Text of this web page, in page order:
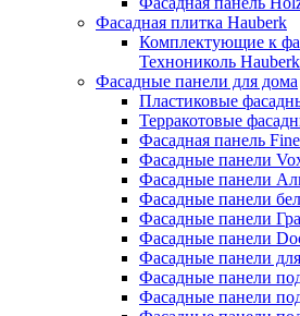
Фасадная плитка Hauberk
Комплектующие к
Технониколь Hauberk
Фасадные панели для дома
Пластиковые
Терракотовые
Фасадная панель
Фасадные панели
Фасадные панели
Фасадные панели
Фасадные панели
Фасадные панели
Фасадные панели
Фасадные панели
Фасадные панели